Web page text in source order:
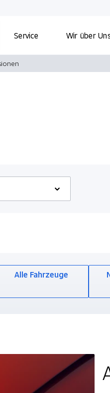
Service Wir über
Alle Fahrzeuge